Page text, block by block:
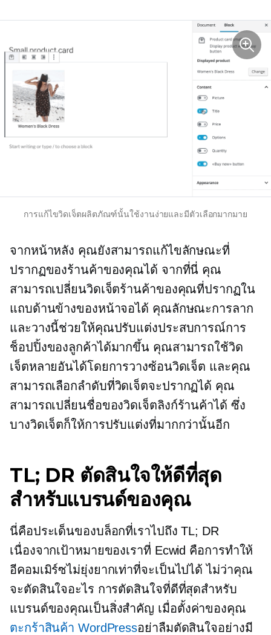
การแก้ไขวิดเจ็ตผลิตภัณฑ์นั้นใช้งานง่ายและมีตัวเลือกมากมาย
จากหน้าหลัง คุณยังสามารถแก้ไขลักษณะที่
ปรากฏของร้านค้าของคุณได้ จากที่นี่ คุณ
สามารถเปลี่ยนวิดเจ็ตร้านค้าของคุณที่ปรากฏใน
แถบด้านข้างของหน้าจอได้ คุณลักษณะการลาก
และวางนี้ช่วยให้คุณปรับแต่งประสบการณ์การ
ช็อปปิ้งของลูกค้าได้มากขึ้น คุณสามารถใช้วิด
เจ็ตหลายอันได้โดยการวางซ้อนวิดเจ็ต และคุณ
สามารถเลือกลำดับที่วิดเจ็ตจะปรากฏได้ คุณ
สามารถเปลี่ยนชื่อของวิดเจ็ตลิงก์ร้านค้าได้ ซึ่ง
บางวิดเจ็ตก็ให้การปรับแต่งที่มากกว่านั้นอีก
TL; DR ตัดสินใจให้ดีที่สุด
สำหรับแบรนด์ของคุณ
นี่คือประเด็นของบล็อกที่เราไปถึง TL; DR
เนื่องจากเป้าหมายของเราที่ Ecwid คือการทำให้
อีคอมเมิร์ซไม่ยุ่งยากเท่าที่จะเป็นไปได้ ไม่ว่าคุณ
จะตัดสินใจอะไร การตัดสินใจที่ดีที่สุดสำหรับ
แบรนด์ของคุณเป็นสิ่งสำคัญ เมื่อตั้งค่าของคุณ
ตะกร้าสินค้า WordPressอย่าลืมตัดสินใจอย่างมี